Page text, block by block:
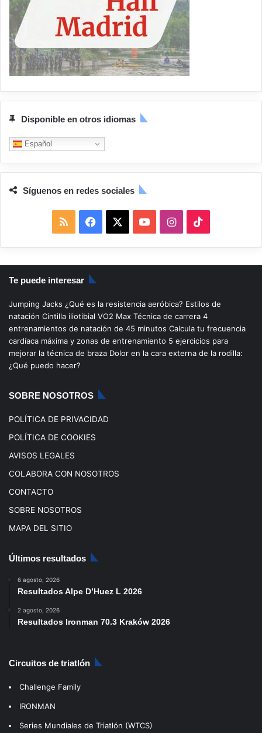
Disponible en otros idiomas
Español
Síguenos en redes sociales
S
S
a
c
b
o
o
u
u
b
I
n
s
a
g
i
k
o
k
Te puede interesar
Jumping Jacks ¿Qué es la resistencia aeróbica? Estilos de
natación Cintilla iliotibial VO2 Max Técnica de carrera 4
entrenamientos de natación de 45 minutos Calcula tu frecuencia
cardíaca máxima y zonas de entrenamiento 5 ejercicios para
mejorar la técnica de braza Dolor en la cara externa de la rodilla:
¿Qué puedo hacer?
SOBRE NOSOTROS
POLÍTICA DE PRIVACIDAD
POLÍTICA DE COOKIES
AVISOS LEGALES
COLABORA CON NOSOTROS
CONTACTO
SOBRE NOSOTROS
MAPA DEL SITIO
Últimos resultados
6 agosto, 2026
Resultados Alpe D’Huez L 2026
2 agosto, 2026
Resultados Ironman 70.3 Kraków 2026
Circuitos de triatlón
Challenge Family
IRONMAN
Series Mundiales de Triatlón (WTCS)